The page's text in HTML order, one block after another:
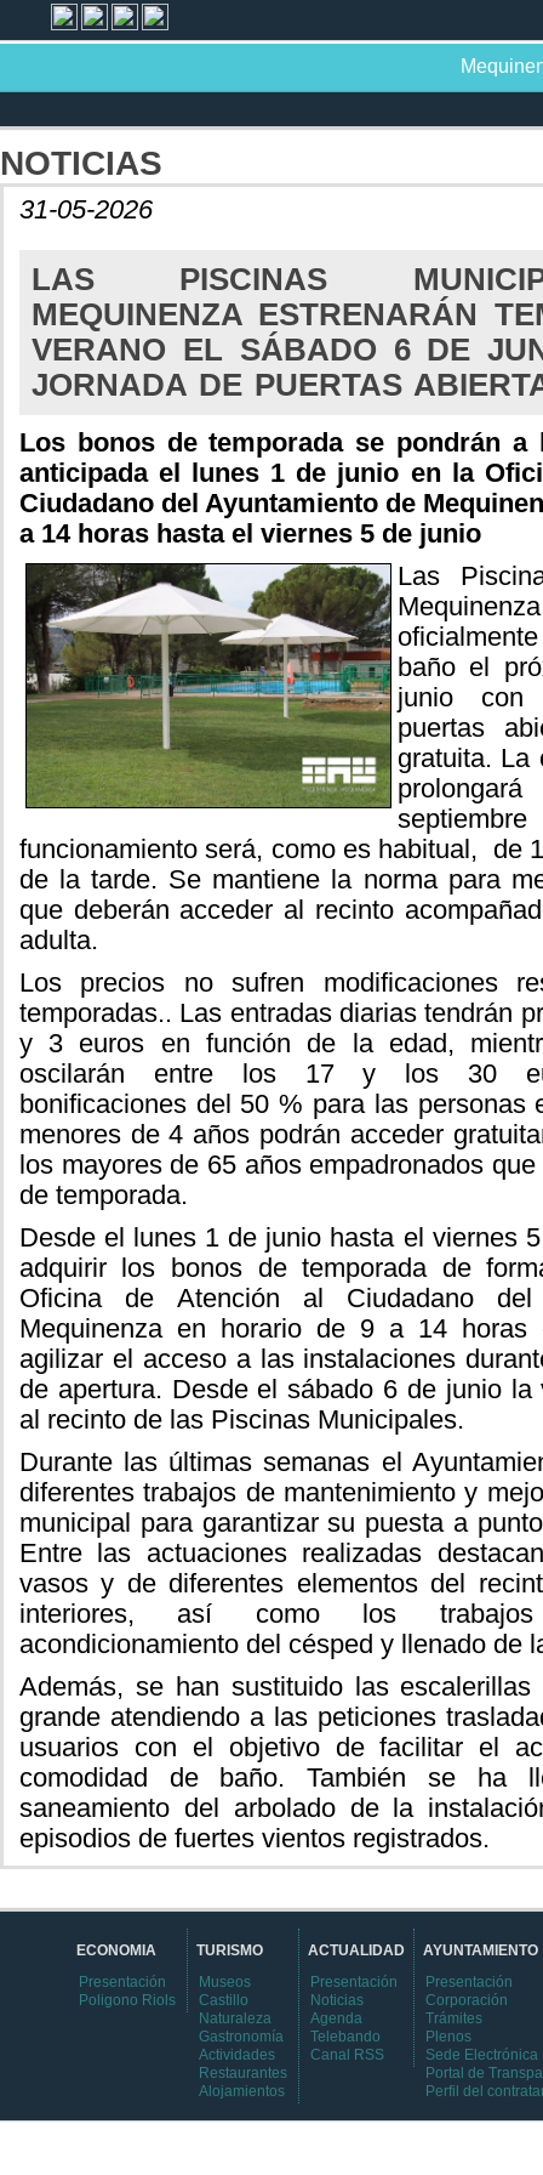
NOTICIAS
31-05-2026
LAS PISCINAS
MEQUINENZA ESTRENARÁN
VERANO EL SÁBADO 6 DE
JORNADA DE PUERTAS
Los bonos de temporada se pondrán a
anticipada el lunes 1 de junio en la
Ciudadano del Ayuntamiento de
a 14 horas hasta el viernes 5 de junio
Las
baño el
junio con
puertas
gratuita. La
funcionamiento será, como es habitual, de
de la tarde. Se mantiene la norma para
que deberán acceder al recinto
adulta.
Los precios no sufren modificaciones
temporadas.. Las entradas diarias tendrán
y 3 euros en función de la edad,
oscilarán entre los 17 y los 30
bonificaciones del 50 % para las personas
menores de 4 años podrán acceder
los mayores de 65 años empadronados
de temporada.
Desde el lunes 1 de junio hasta el viernes
adquirir los bonos de temporada de
Oficina de Atención al Ciudadano del
Mequinenza en horario de 9 a 14
agilizar el acceso a las instalaciones
de apertura. Desde el sábado 6 de junio la
al recinto de las Piscinas Municipales.
Durante las últimas semanas el
diferentes trabajos de mantenimiento y
municipal para garantizar su puesta a
Entre las actuaciones realizadas
vasos y de diferentes elementos del
interiores, así como los
acondicionamiento del césped y llenado de
Además, se han sustituido las
grande atendiendo a las peticiones
usuarios con el objetivo de facilitar el
comodidad de baño. También se ha
saneamiento del arbolado de la
episodios de fuertes vientos registrados.
AYUNTAMIENTO
Presentación
Corporación
Trámites
Plenos
Sede Electrónica
Portal de
Perfil del
ACTUALIDAD
Presentación
Noticias
Agenda
Telebando
Canal RSS
TURISMO
Museos
Castillo
Naturaleza
Gastronomía
Actividades
Restaurantes
Alojamientos
ECONOMIA
Presentación
Poligono Riols